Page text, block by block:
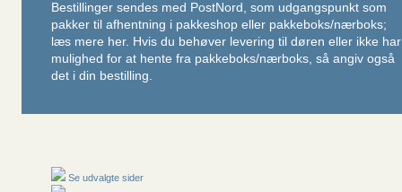
Bestillinger sendes med PostNord, som udgangspunkt som
pakker til afhentning i pakkeshop eller pakkeboks/nærboks;
læs mere her. Hvis du behøver levering til døren eller ikke har
mulighed for at hente fra pakkeboks/nærboks, så angiv også
det i din bestilling.
Se udvalgte sider